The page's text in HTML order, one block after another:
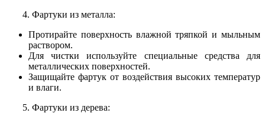
4. Фартуки из металла:
Протирайте поверхность влажной тряпкой и мыльным
раствором.
Для чистки используйте специальные средства для
металлических поверхностей.
Защищайте фартук от воздействия высоких температур
и влаги.
5. Фартуки из дерева: